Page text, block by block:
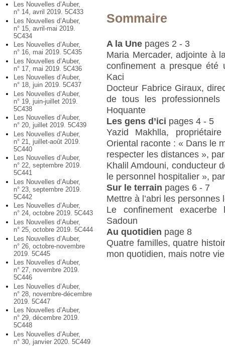
Les Nouvelles d’Auber,
n° 14, avril 2019. 5C433
Les Nouvelles d’Auber,
n° 15, avril-mai 2019.
5C434
Les Nouvelles d’Auber,
n° 16, mai 2019. 5C435
Les Nouvelles d’Auber,
n° 17, mai 2019. 5C436
Les Nouvelles d’Auber,
n° 18, juin 2019. 5C437
Les Nouvelles d’Auber,
n° 19, juin-juillet 2019.
5C438
Les Nouvelles d’Auber,
n° 20, juillet 2019. 5C439
Les Nouvelles d’Auber,
n° 21, juillet-août 2019.
5C440
Les Nouvelles d’Auber,
n° 22, septembre 2019.
5C441
Les Nouvelles d’Auber,
n° 23, septembre 2019.
5C442
Les Nouvelles d’Auber,
n° 24, octobre 2019. 5C443
Les Nouvelles d’Auber,
n° 25, octobre 2019. 5C444
Les Nouvelles d’Auber,
n° 26, octobre-novembre
2019. 5C445
Les Nouvelles d’Auber,
n° 27, novembre 2019.
5C446
Les Nouvelles d’Auber,
n° 28, novembre-décembre
2019. 5C447
Les Nouvelles d’Auber,
n° 29, décembre 2019.
5C448
Les Nouvelles d’Auber,
n° 30, janvier 2020. 5C449
Sommaire
A la Une pages 2 - 3
Maria Mercader, adjointe à
confinement a presque été
Kaci
Docteur Fabrice Giraux,
de tous les
Hoquante
Les gens d’ici pages 4 - 5
Yazid Makhlla,
Oriental raconte : « Dans le
respecter les distances »,
Khalil Amdouni, conducteur
le personnel hospitalier »,
Sur le terrain pages 6 - 7
Mettre à l’abri les
Le confinement exacerbe
Sadoun
Au quotidien page 8
Quatre familles, quatre
mon quotidien, mais notre